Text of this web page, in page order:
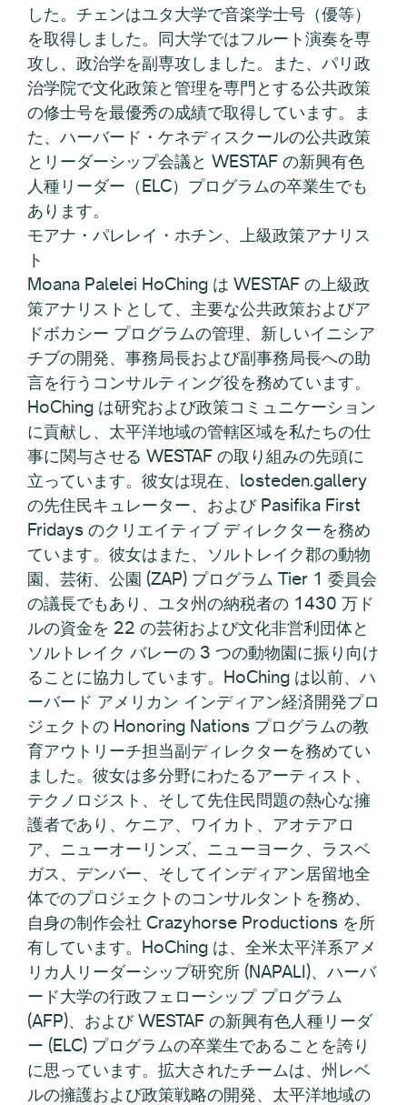
した。チェンはユタ大学で音楽学士号（優等）
を取得しました。同大学ではフルート演奏を専
攻し、政治学を副専攻しました。また、パリ政
治学院で文化政策と管理を専門とする公共政策
の修士号を最優秀の成績で取得しています。ま
た、ハーバード・ケネディスクールの公共政策
とリーダーシップ会議と WESTAF の新興有色
人種リーダー（ELC）プログラムの卒業生でも
あります。
モアナ・パレレイ・ホチン、上級政策アナリス
ト
Moana Palelei HoChing は WESTAF の上級政
策アナリストとして、主要な公共政策およびア
ドボカシー プログラムの管理、新しいイニシア
チブの開発、事務局長および副事務局長への助
言を行うコンサルティング役を務めています。
HoChing は研究および政策コミュニケーション
に貢献し、太平洋地域の管轄区域を私たちの仕
事に関与させる WESTAF の取り組みの先頭に
立っています。彼女は現在、losteden.gallery
の先住民キュレーター、および Pasifika First
Fridays のクリエイティブ ディレクターを務め
ています。彼女はまた、ソルトレイク郡の動物
園、芸術、公園 (ZAP) プログラム Tier 1 委員会
の議長でもあり、ユタ州の納税者の 1430 万ド
ルの資金を 22 の芸術および文化非営利団体と
ソルトレイク バレーの 3 つの動物園に振り向け
ることに協力しています。HoChing は以前、ハ
ーバード アメリカン インディアン経済開発プロ
ジェクトの Honoring Nations プログラムの教
育アウトリーチ担当副ディレクターを務めてい
ました。彼女は多分野にわたるアーティスト、
テクノロジスト、そして先住民問題の熱心な擁
護者であり、ケニア、ワイカト、アオテアロ
ア、ニューオーリンズ、ニューヨーク、ラスベ
ガス、デンバー、そしてインディアン居留地全
体でのプロジェクトのコンサルタントを務め、
自身の制作会社 Crazyhorse Productions を所
有しています。HoChing は、全米太平洋系アメ
リカ人リーダーシップ研究所 (NAPALI)、ハーバ
ード大学の行政フェローシップ プログラム
(AFP)、および WESTAF の新興有色人種リーダ
ー (ELC) プログラムの卒業生であることを誇り
に思っています。拡大されたチームは、州レベ
ルの擁護および政策戦略の開発、太平洋地域の